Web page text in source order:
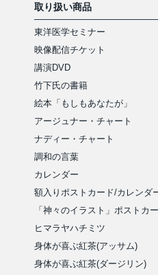
取り扱い商品
東洋医学セミナー
映像配信チケット
講演DVD
竹下氏の書籍
絵本「もしもあなたが」
アージュナー・チャート
ナディー・チャート
調和の言葉
カレンダー
額入りポストカード/カレンダ
「神々のイラスト」ポストカ
ヒマラヤハチミツ
身体が喜ぶ紅茶(アッサム)
身体が喜ぶ紅茶(ダージリン)